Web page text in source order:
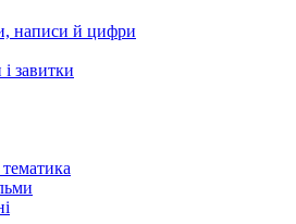
написи й цифри
завитки